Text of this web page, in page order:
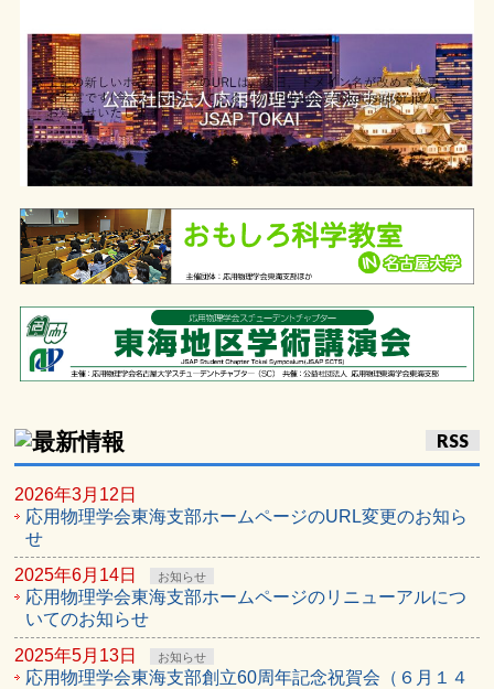
RSS
2026年3月12日
応用物理学会東海支部ホームページのURL変更のお知ら
せ
2025年6月14日
お知らせ
応用物理学会東海支部ホームページのリニューアルにつ
いてのお知らせ
2025年5月13日
お知らせ
応用物理学会東海支部創立60周年記念祝賀会（６月１４